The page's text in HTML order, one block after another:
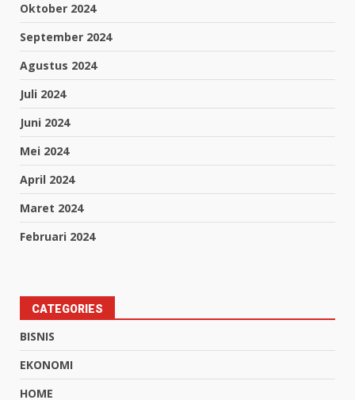
Oktober 2024
September 2024
Agustus 2024
Juli 2024
Juni 2024
Mei 2024
April 2024
Maret 2024
Februari 2024
CATEGORIES
BISNIS
EKONOMI
HOME